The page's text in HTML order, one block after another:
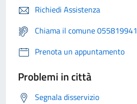
Richiedi Assistenza
Chiama il comune 055819941
Prenota un appuntamento
Problemi in città
Segnala disservizio